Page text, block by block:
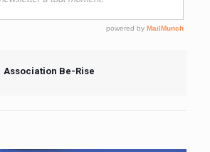
Association Be-Rise